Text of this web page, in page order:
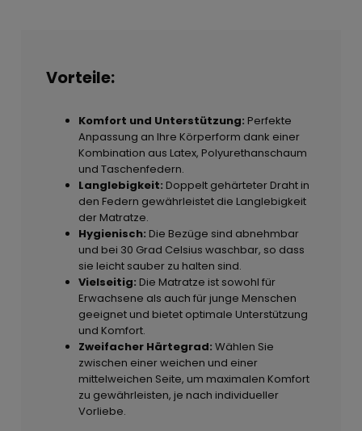
Vorteile:
Komfort und Unterstützung: Perfekte
Anpassung an Ihre Körperform dank einer
Kombination aus Latex, Polyurethanschaum
und Taschenfedern.
Langlebigkeit: Doppelt gehärteter Draht in
den Federn gewährleistet die Langlebigkeit
der Matratze.
Hygienisch: Die Bezüge sind abnehmbar
und bei 30 Grad Celsius waschbar, so dass
sie leicht sauber zu halten sind.
Vielseitig: Die Matratze ist sowohl für
Erwachsene als auch für junge Menschen
geeignet und bietet optimale Unterstützung
und Komfort.
Zweifacher Härtegrad: Wählen Sie
zwischen einer weichen und einer
mittelweichen Seite, um maximalen Komfort
zu gewährleisten, je nach individueller
Vorliebe.